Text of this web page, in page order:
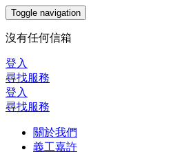
Toggle navigation
沒有任何信箱
登入
尋找服務
登入
尋找服務
關於我們
義工嘉許